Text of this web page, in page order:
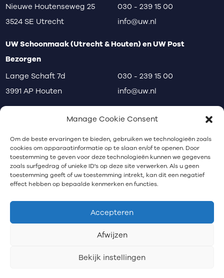
Manage Cookie Consent
Om de beste ervaringen te bieden, gebruiken we technologieën zoals
cookies om apparaatinformatie op te slaan en/of te openen. Door
toestemming te geven voor deze technologieën kunnen we gegevens
zoals surfgedrag of unieke ID's op deze site verwerken. Als u geen
toestemming geeft of uw toestemming intrekt, kan dit een negatief
effect hebben op bepaalde kenmerken en functies.
Accepteren
Afwijzen
Bekijk instellingen
Nieuwe Houtenseweg 25
3524 SE Utrecht
030 - 239 15 00
info@uw.nl
UW Schoonmaak (Utrecht & Houten) en UW Post
Bezorgen
Lange Schaft 7d
3991 AP Houten
030 - 239 15 00
info@uw.nl
privacy
klachten
Nieuwsbrief
Schrijf je in voor onze nieuwsbrief.